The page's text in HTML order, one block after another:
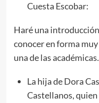
Cuesta Escobar:
Haré una
conocer en forma
una de las académicas.
La hija de Dora
Castellanos,